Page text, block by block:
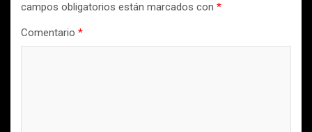
campos obligatorios están marcados con *
Comentario *